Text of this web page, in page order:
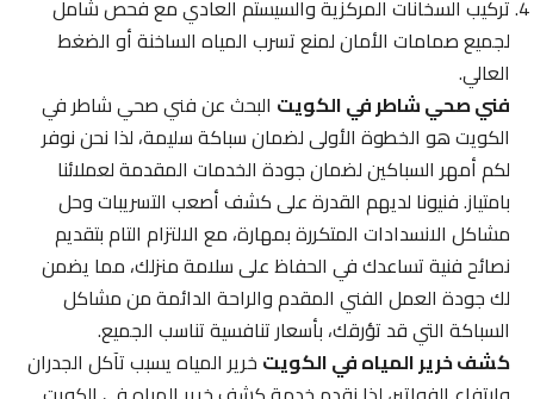
تركيب السخانات المركزية والسيستم العادي مع فحص شامل
لجميع صمامات الأمان لمنع تسرب المياه الساخنة أو الضغط
العالي.
فني صحي شاطر في الكويتالبحث عن فني صحي شاطر في
الكويت هو الخطوة الأولى لضمان سباكة سليمة، لذا نحن نوفر
لكم أمهر السباكين لضمان جودة الخدمات المقدمة لعملائنا
بامتياز. فنيونا لديهم القدرة على كشف أصعب التسريبات وحل
مشاكل الانسدادات المتكررة بمهارة، مع الالتزام التام بتقديم
نصائح فنية تساعدك في الحفاظ على سلامة منزلك، مما يضمن
لك جودة العمل الفني المقدم والراحة الدائمة من مشاكل
السباكة التي قد تؤرقك، بأسعار تنافسية تناسب الجميع.
كشف خرير المياه في الكويتخرير المياه يسبب تآكل الجدران